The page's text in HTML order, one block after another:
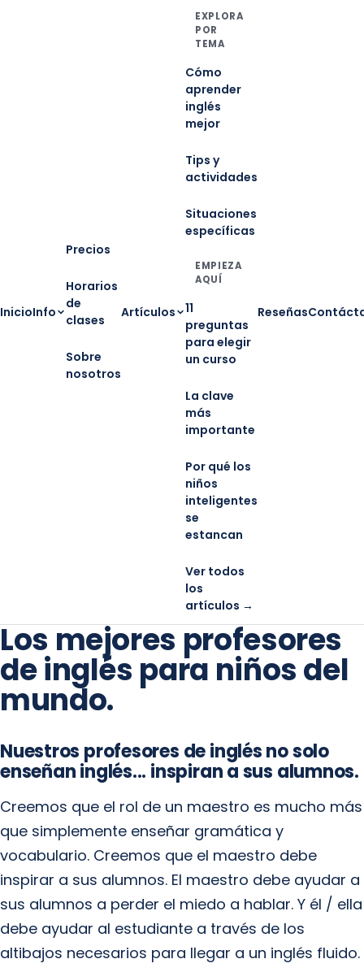
InicioInfo
Precios
Horarios
de
clases
Sobre
nosotros
Artículos
EXPLORA
POR
TEMA
Cómo
aprender
inglés
mejor
Tips y
actividades
Situaciones
específicas
EMPIEZA
AQUÍ
11
preguntas
para elegir
un curso
La clave
más
importante
Por qué los
niños
inteligentes
se
estancan
Ver todos
los
artículos →
Reseñas
Los mejores profesores
de inglés para niños del
mundo.
Nuestros profesores de inglés no solo
enseñan inglés... inspiran a sus alumnos.
Creemos que el rol de un maestro es mucho más
que simplemente enseñar gramática y
vocabulario. Creemos que el maestro debe
inspirar a sus alumnos. El maestro debe ayudar a
sus alumnos a perder el miedo a hablar. Y él / ella
debe ayudar al estudiante a través de los
altibajos necesarios para llegar a un inglés fluido.